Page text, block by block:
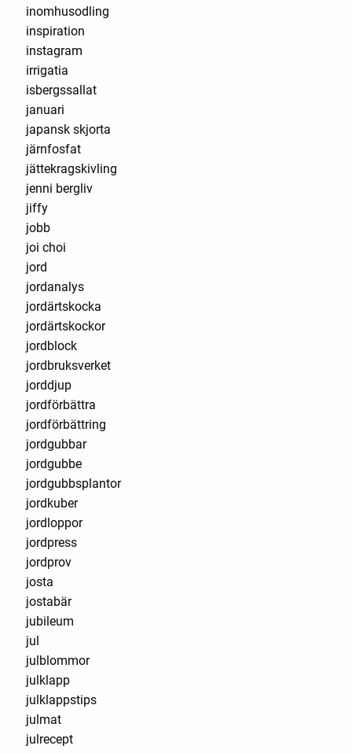
inomhusodling
inspiration
instagram
irrigatia
isbergssallat
januari
japansk skjorta
järnfosfat
jättekragskivling
jenni bergliv
jiffy
jobb
joi choi
jord
jordanalys
jordärtskocka
jordärtskockor
jordblock
jordbruksverket
jorddjup
jordförbättra
jordförbättring
jordgubbar
jordgubbe
jordgubbsplantor
jordkuber
jordloppor
jordpress
jordprov
josta
jostabär
jubileum
jul
julblommor
julklapp
julklappstips
julmat
julrecept